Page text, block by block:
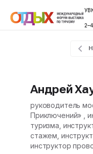
Андрей
руководитель
Приключений» ,
туризма,
стажем,
инструктор